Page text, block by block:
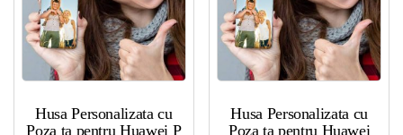
Husa Personalizata cu
Poza ta pentru Huawei P
Husa Personalizata cu
Poza ta pentru Huawei